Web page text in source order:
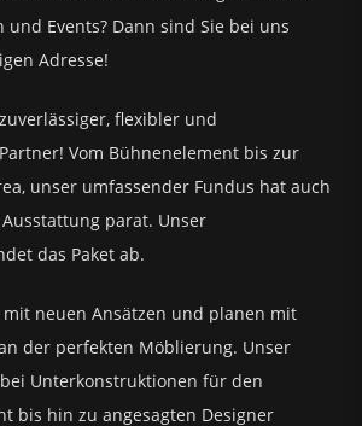
und Events? Dann sind Sie bei uns
Adresse!
flexibler und
Vom Bühnenelement bis zur
unser umfassender Fundus hat auch
parat. Unser
das Paket ab.
neuen Ansätzen und planen mit
der perfekten Möblierung. Unser
Unterkonstruktionen für den
bis hin zu angesagten Designer